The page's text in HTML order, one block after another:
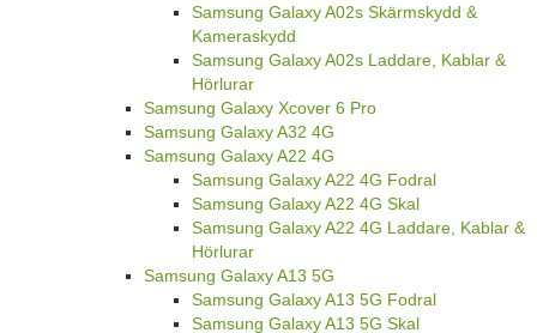
Samsung Galaxy A02s Skärmskydd &
Kameraskydd
Samsung Galaxy A02s Laddare, Kablar &
Hörlurar
Samsung Galaxy Xcover 6 Pro
Samsung Galaxy A32 4G
Samsung Galaxy A22 4G
Samsung Galaxy A22 4G Fodral
Samsung Galaxy A22 4G Skal
Samsung Galaxy A22 4G Laddare, Kablar &
Hörlurar
Samsung Galaxy A13 5G
Samsung Galaxy A13 5G Fodral
Samsung Galaxy A13 5G Skal